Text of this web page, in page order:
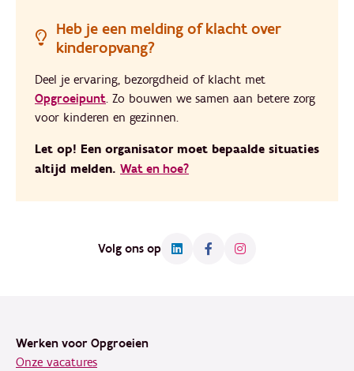
Heb je een melding of klacht over
kinderopvang?
Deel je ervaring, bezorgdheid of klacht met
Opgroeipunt. Zo bouwen we samen aan betere zorg
voor kinderen en gezinnen.
Let op! Een organisator moet bepaalde situaties
altijd melden. Wat en hoe?
Volg ons op
Werken voor Opgroeien
Onze vacatures